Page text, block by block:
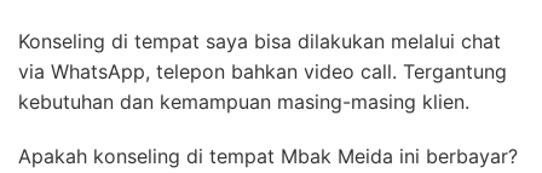
Konseling di tempat saya bisa dilakukan melalui chat
via WhatsApp, telepon bahkan video call. Tergantung
kebutuhan dan kemampuan masing-masing klien.
Apakah konseling di tempat Mbak Meida ini berbayar?